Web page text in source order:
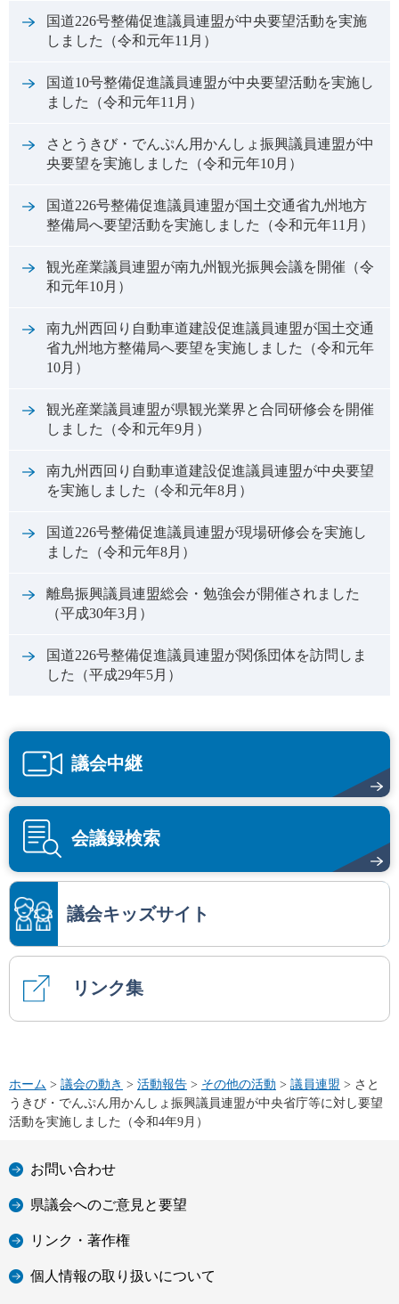
国道226号整備促進議員連盟が中央要望活動を実施
しました（令和元年11月）
国道10号整備促進議員連盟が中央要望活動を実施し
ました（令和元年11月）
さとうきび・でんぷん用かんしょ振興議員連盟が中
央要望を実施しました（令和元年10月）
国道226号整備促進議員連盟が国土交通省九州地方
整備局へ要望活動を実施しました（令和元年11月）
観光産業議員連盟が南九州観光振興会議を開催（令
和元年10月）
南九州西回り自動車道建設促進議員連盟が国土交通
省九州地方整備局へ要望を実施しました（令和元年
10月）
観光産業議員連盟が県観光業界と合同研修会を開催
しました（令和元年9月）
南九州西回り自動車道建設促進議員連盟が中央要望
を実施しました（令和元年8月）
国道226号整備促進議員連盟が現場研修会を実施し
ました（令和元年8月）
離島振興議員連盟総会・勉強会が開催されました
（平成30年3月）
国道226号整備促進議員連盟が関係団体を訪問しま
した（平成29年5月）
議会中継
会議録検索
議会キッズサイト
リンク集
ホーム > 議会の動き > 活動報告 > その他の活動 > 議員連盟 > さと
うきび・でんぷん用かんしょ振興議員連盟が中央省庁等に対し要望
活動を実施しました（令和4年9月）
お問い合わせ
県議会へのご意見と要望
リンク・著作権
個人情報の取り扱いについて